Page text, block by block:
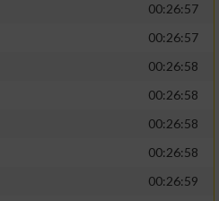
00:26:57
00:26:57
00:26:58
00:26:58
00:26:58
00:26:58
00:26:59